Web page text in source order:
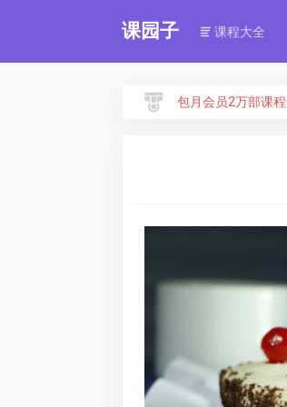
课园子 课程大全
包月会员2万部课